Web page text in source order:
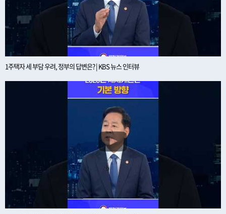
1주택자 세 부담 우려, 정부의 답변은? | KBS 뉴스 인터뷰